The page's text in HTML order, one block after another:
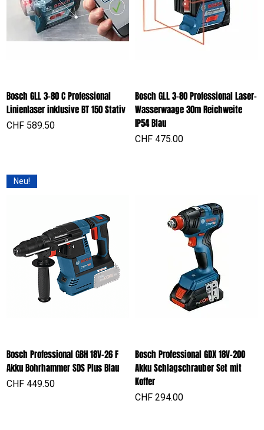
Bosch GLL 3-80 C Professional
Linienlaser inklusive BT 150 Stativ
Preis
CHF 589.50
Bosch GLL 3-80 Professional Laser-
Wasserwaage 30m Reichweite
IP54 Blau
Preis
CHF 475.00
Neu!
Bosch Professional GBH 18V-26 F
Akku Bohrhammer SDS Plus Blau
Preis
CHF 449.50
Bosch Professional GDX 18V-200
Akku Schlagschrauber Set mit
Koffer
Preis
CHF 294.00